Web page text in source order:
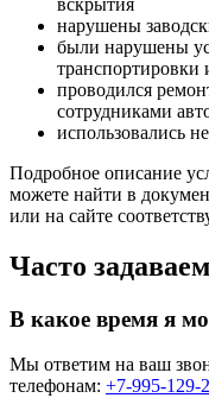
нарушены
были нарушены
транспортировки
проводился
сотрудниками
использовались
Подробное описание
можете найти в
или на сайте
Часто
В какое время я
Мы ответим на ваш
телефонам: +7-995-129-